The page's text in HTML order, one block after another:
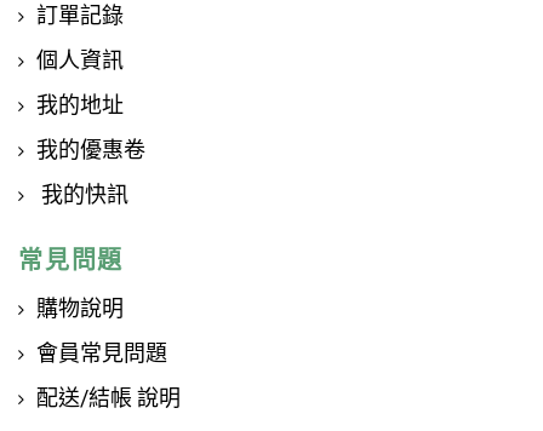
訂單記錄
個人資訊
我的地址
我的優惠卷
我的快訊
常見問題
購物說明
會員常見問題
配送/結帳 說明